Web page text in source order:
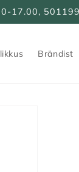
17.00,
Brändist